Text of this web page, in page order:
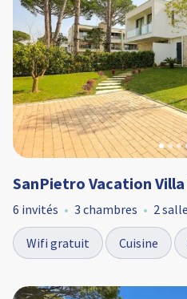
SanPietro Vacation Villa
6 invités 3 chambres 2
Wifi gratuit Cuisine